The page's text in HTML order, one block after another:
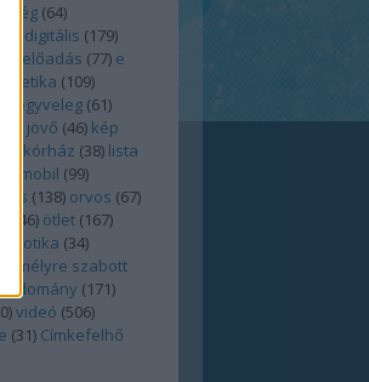
(64)
digitális (179)
előadás (77) e
genetika (109)
híregyveleg (61)
jövő (46) kép
kórház (38) lista
mobil (99)
(138) orvos (67)
46) ötlet (167)
robotika (34)
személyre szabott
tudomány (171)
)videó (506)
(31) Címkefelhő